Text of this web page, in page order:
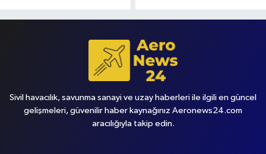
Sivil havacılık, savunma sanayi ve uzay haberleri ile ilgili en güncel
gelişmeleri, güvenilir haber kaynağınız Aeronews24.com
aracılığıyla takip edin.